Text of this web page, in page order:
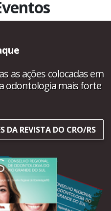
as ações colocadas em
odontologia mais forte
DA REVISTA DO CRO/RS